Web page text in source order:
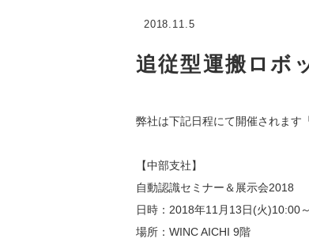
追従型運搬ロボ
弊社は下記日程にて開催されます
【中部支社】
自動認識セミナー＆展示会2018
日時：2018年11月13日(火)10:00
場所：WINC AICHI 9階